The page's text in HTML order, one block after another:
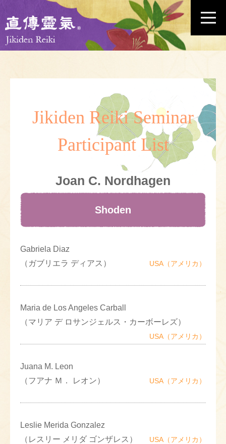
Jikiden Reiki Seminar
Participant List
Joan C. Nordhagen
Shoden
Gabriela Diaz
（ガブリエラ ディアス）
USA（アメリカ）
Maria de Los Angeles Carball
（マリア デ ロサンジェルス・カーボーレズ）
USA（アメリカ）
Juana M. Leon
（フアナ Ｍ． レオン）
USA（アメリカ）
Leslie Merida Gonzalez
（レスリー メリダ ゴンザレス）
USA（アメリカ）